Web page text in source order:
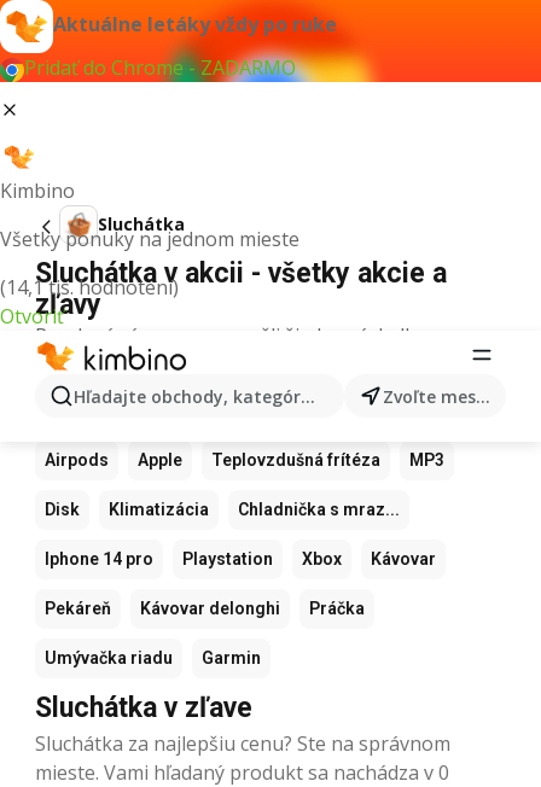
Aktuálne letáky vždy po ruke
Pridať do Chrome - ZADARMO
Kimbino
Všetky ponuky na jednom mieste
(14,1 tis. hodnotení)
Otvoriť
Hľadajte obchody, kategórie, produkty... Zvoľte mesto
Sluchátka
Sluchátka v akcii - všetky akcie a
zľavy
Pre daný výraz sme nenašli žiadne výsledky.
Ďalšie obľúbené produkty
Samsung Xiaomi Apple Watch
Airpods Apple Teplovzdušná frítéza MP3
Disk Klimatizácia Chladnička s mraz...
Iphone 14 pro Playstation Xbox Kávovar
Pekáreň Kávovar delonghi Práčka
Umývačka riadu Garmin
Sluchátka v zľave
Sluchátka za najlepšiu cenu? Ste na správnom
mieste. Vami hľadaný produkt sa nachádza v 0